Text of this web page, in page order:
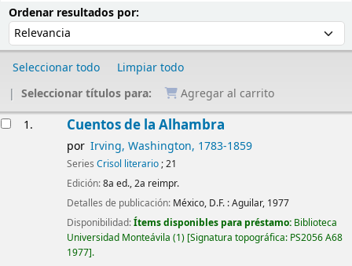
Ordenar resultados por:
Seleccionar todo
Limpiar todo
Seleccionar títulos para:
Agregar al carrito
1. Cuentos de la Alhambra
por Irving, Washington, 1783-1859
Series Crisol literario; 21
Edición:8a ed., 2a reimpr.
Detalles de publicación: México, D.F. :Aguilar, 1977
Disponibilidad:Ítems disponibles para préstamo: Biblioteca
Universidad Monteávila (1) Signatura topográfica: PS2056 A68
1977 .